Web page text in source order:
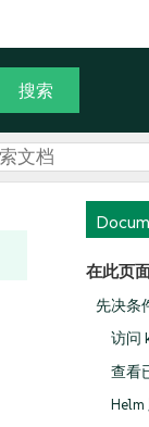
在此页
先决条
访问
查看
Helm